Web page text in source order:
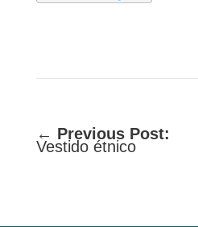
← Previous Post:
Vestido étnico